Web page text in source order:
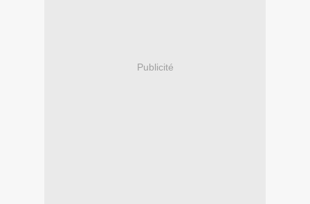
Publicité